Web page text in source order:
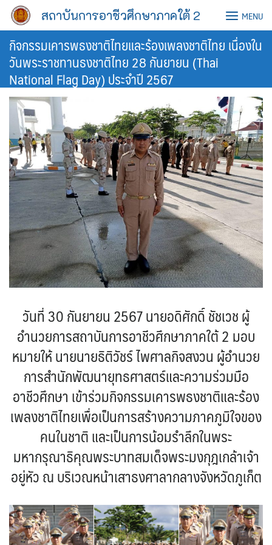
Skip
content
สถาบันการอาชีวศึกษาภาคใต้ 2 MENU
กิจกรรมเคารพธงชาติไทยและร้องเพลงชาติไทย เนื่องใน
วันพระราชทานธงชาติไทย 28 กันยายน (Thai
National Flag Day) ประจำปี 2567
วันที่ 30 กันยายน 2567 นายอดิศักดิ์ ชัชเวช ผู้
อำนวยการสถาบันการอาชีวศึกษาภาคใต้ 2 มอบ
หมายให้ นายนายธิติวัชร์ ไพศาลกิจสงวน ผู้อำนวย
การสำนักพัฒนายุทธศาสตร์และความร่วมมือ
อาชีวศึกษา เข้าร่วมกิจกรรมเคารพธงชาติและร้อง
เพลงชาติไทยเพื่อเป็นการสร้างความภาคภูมิใจของ
คนในชาติ และเป็นการน้อมรำลึกในพระ
มหากรุณาธิคุณพระบาทสมเด็จพระมงกุฎเกล้าเจ้า
อยู่หัว ณ บริเวณหน้าเสาธงศาลากลางจังหวัดภูเก็ต